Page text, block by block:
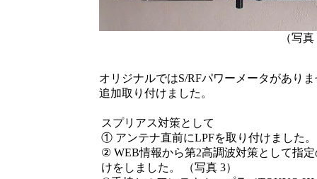
（写真 2
オリジナルではS/RFパワーメータがあり
追加取り付けました。
スプリアス対策として
① アンテナ直前にLPFを取り付けました
② WEB情報から第2高調波対策として指
けをしました。 （写真 3）